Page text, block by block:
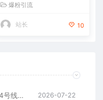
变现术
爆粉引流
站长 10
2026AI短视频获客实操6月10-14号线下营，解决视频没流量无客户难题，全套脚本模板实现流量变现 2026-07-22